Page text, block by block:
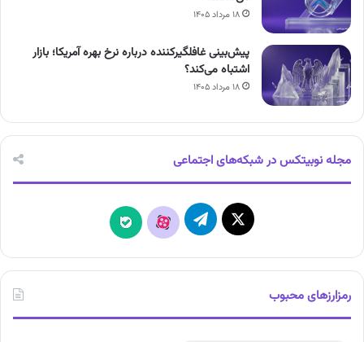
۱۸ مرداد ۱۴۰۵
پیش‌بینی غافلگیرکننده درباره نرخ بهره آمریکا؛ بازار
اشتباه می‌کند؟
۱۸ مرداد ۱۴۰۵
مجله نوبیتکس در شبکه‌های اجتماعی
X تلگرام آپارات بله
رمزارزهای محبوب